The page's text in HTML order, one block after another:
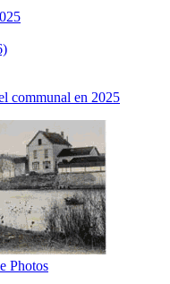
communal en 2025
Photos